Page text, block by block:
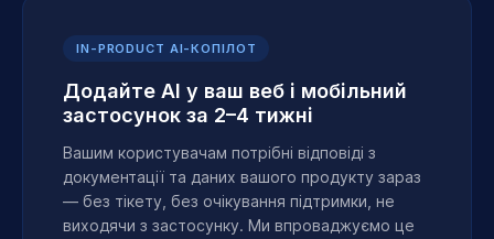
IN-PRODUCT AI-КОПІЛОТ
Додайте AI у ваш веб і мобільний
застосунок за 2–4 тижні
Вашим користувачам потрібні відповіді з
документації та даних вашого продукту зараз
— без тікету, без очікування підтримки, не
виходячи з застосунку. Ми впроваджуємо це